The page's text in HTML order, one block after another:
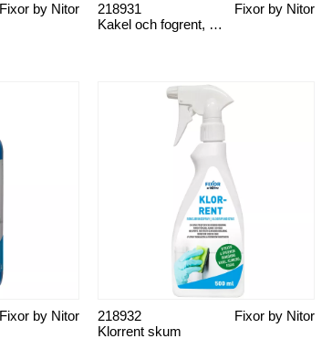
Fixor by Nitor
Kakel och fogrent, spray
Fixor by Nitor
218931
Fixor by Nitor
Klorrent skum
Fixor by Nitor
218932